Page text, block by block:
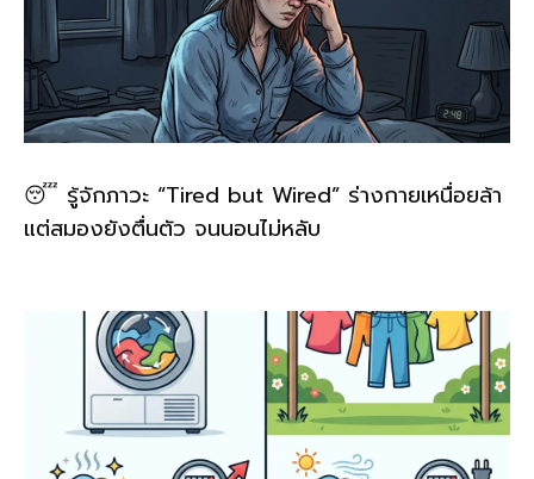
😴 รู้จักภาวะ “Tired but Wired” ร่างกายเหนื่อยล้า
แต่สมองยังตื่นตัว จนนอนไม่หลับ